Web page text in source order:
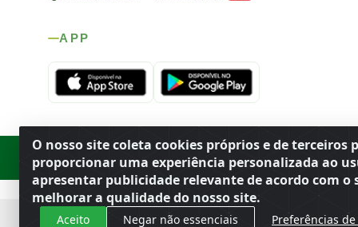
O nosso site coleta cookies próprios e de terceiros
proporcionar uma experiência personalizada ao
apresentar publicidade relevante de acordo com o
melhorar a qualidade do nosso site.
Aceito Negar não essenciais Preferências de
APP
Rod. SP-215, s/n, km 98 — Área Rural Porto Ferreira/ ·